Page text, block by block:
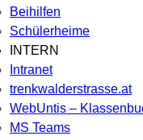
Beihilfen
Schülerheime
INTERN
Intranet
trenkwalderstrasse.at
WebUntis –
MS Teams